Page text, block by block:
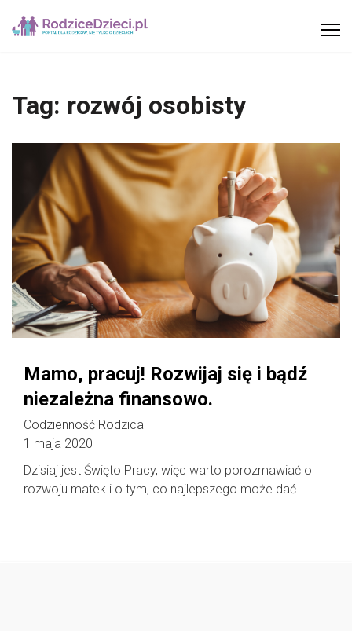
Tag: rozwój osobisty
Mamo, pracuj! Rozwijaj się i bądź
niezależna finansowo.
Codzienność Rodzica
1 maja 2020
Dzisiaj jest Święto Pracy, więc warto porozmawiać o
rozwoju matek i o tym, co najlepszego może dać...